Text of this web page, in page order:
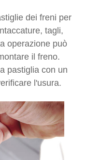
dei freni per
tagli,
operazione può
il freno.
pastiglia con un
l'usura.